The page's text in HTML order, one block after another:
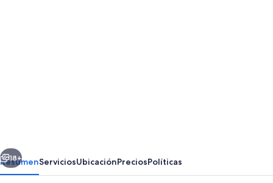
Siguiente
18+
ResumenServiciosUbicaciónPreciosPolíticas